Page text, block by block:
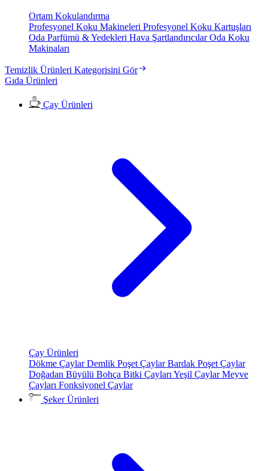
Ortam Kokulandırma
Profesyonel Koku Makineleri Profesyonel Koku Kartuşları
Oda Parfümü & Yedekleri Hava ŞartlandırıcılarOda Koku
Makinaları
Temizlik Ürünleri Kategorisini Gör
Gıda Ürünleri
Çay Ürünleri
Çay Ürünleri
Dökme ÇaylarDemlik Poşet ÇaylarBardak Poşet Çaylar
Doğadan Büyülü Bohça Bitki Çayları Yeşil ÇaylarMeyve
Çayları Fonksiyonel Çaylar
Şeker Ürünleri